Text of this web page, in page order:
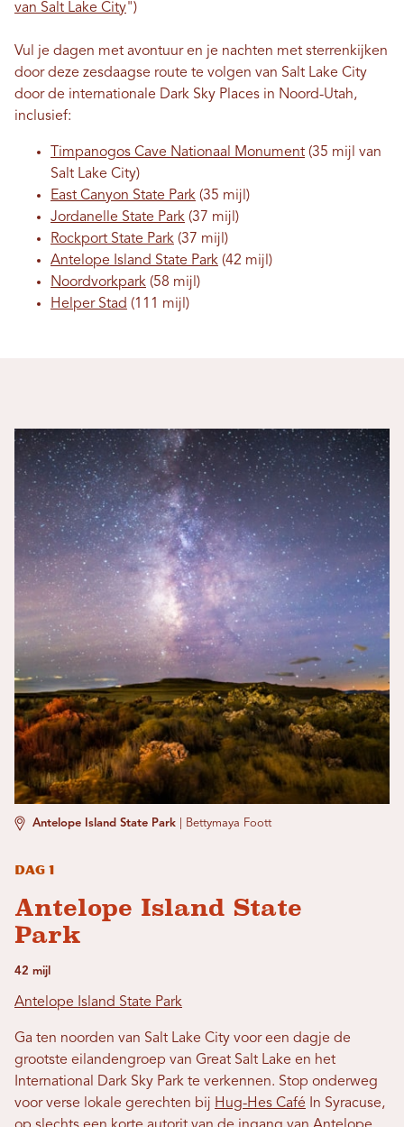
van Salt Lake City")
Vul je dagen met avontuur en je nachten met sterrenkijken
door deze zesdaagse route te volgen van Salt Lake City
door de internationale Dark Sky Places in Noord-Utah,
inclusief:
Timpanogos Cave Nationaal Monument (35 mijl van
Salt Lake City)
East Canyon State Park (35 mijl)
Jordanelle State Park (37 mijl)
Rockport State Park (37 mijl)
Antelope Island State Park (42 mijl)
Noordvorkpark (58 mijl)
Helper Stad (111 mijl)
Antelope Island State Park Bettymaya Foott
Dag 1
Antelope Island State
Park
42 mijl
Antelope Island State Park
Ga ten noorden van Salt Lake City voor een dagje de
grootste eilandengroep van Great Salt Lake en het
International Dark Sky Park te verkennen. Stop onderweg
voor verse lokale gerechten bij Hug-Hes Café In Syracuse,